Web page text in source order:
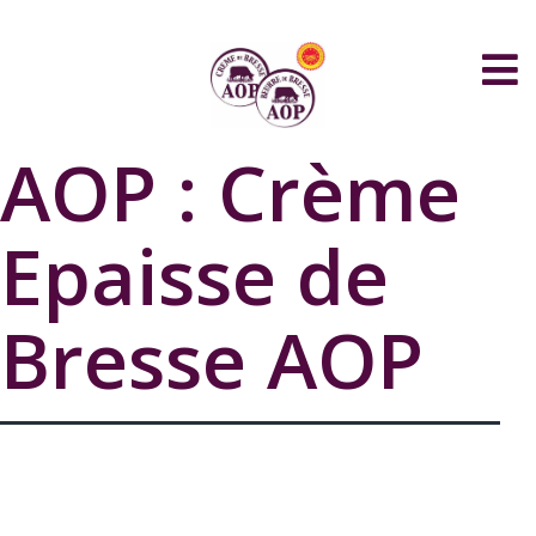
AOP : Crème
Epaisse de
Bresse AOP